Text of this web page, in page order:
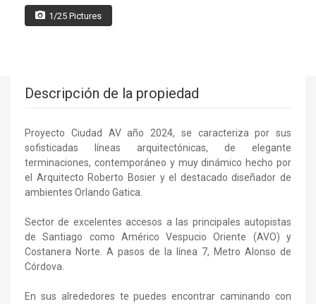
1/25 Pictures
Descripción de la propiedad
Proyecto Ciudad AV año 2024, se caracteriza por sus
sofisticadas líneas arquitectónicas, de elegante
terminaciones, contemporáneo y muy dinámico hecho por
el Arquitecto Roberto Bosier y el destacado diseñador de
ambientes Orlando Gatica.
Sector de excelentes accesos a las principales autopistas
de Santiago como Américo Vespucio Oriente (AVO) y
Costanera Norte. A pasos de la línea 7, Metro Alonso de
Córdova.
En sus alrededores te puedes encontrar caminando con